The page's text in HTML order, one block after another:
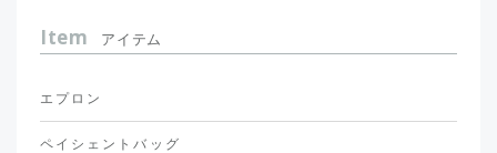
Item アイテム
エプロン
ペイシェントバッグ